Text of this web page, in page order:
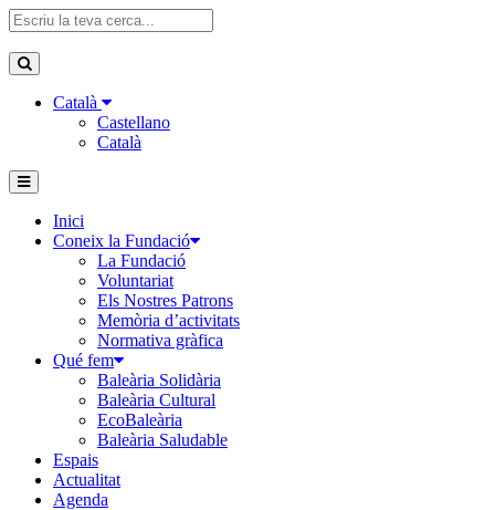
Català
Castellano
Català
Inici
Coneix la Fundació
La Fundació
Voluntariat
Els Nostres Patrons
Memòria d’activitats
Normativa gràfica
Qué fem
Baleària Solidària
Baleària Cultural
EcoBaleària
Baleària Saludable
Espais
Actualitat
Agenda